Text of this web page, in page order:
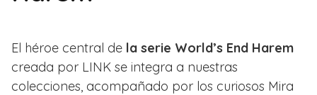
El héroe central de la serie World’s End Harem
creada por LINK se integra a nuestras
colecciones, acompañado por los curiosos Mira